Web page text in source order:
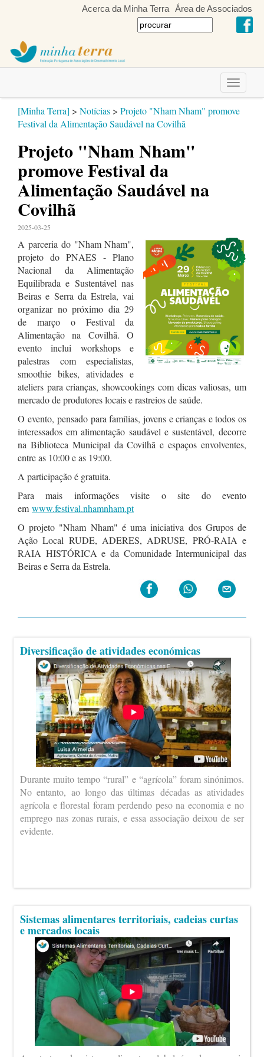
Acerca da Minha Terra Área de Associados
Toggle
[Minha Terra] > Notícias > Projeto "Nham Nham" promove
Festival da Alimentação Saudável na Covilhã
Projeto "Nham Nham"
promove Festival da
Alimentação Saudável na
Covilhã
2025-03-25
A parceria do "Nham Nham",
projeto do PNAES - Plano
Nacional da Alimentação
Equilibrada e Sustentável nas
Beiras e Serra da Estrela, vai
organizar no próximo dia 29
de março o Festival da
Alimentação na Covilhã. O
evento inclui workshops e
palestras com especialistas,
smoothie bikes, atividades e
ateliers para crianças, showcookings com dicas valiosas, um
mercado de produtores locais e rastreios de saúde.
O evento,pensado para famílias, jovens e crianças e todos os
interessados em alimentação saudável e sustentável, decorre
na Biblioteca Municipal da Covilhã e espaços envolventes,
entre as 10:00 e as 19:00.
A participação é gratuita.
Para mais informações visite o site do evento
em www.festival.nhamnham.pt
O projeto "Nham Nham" é uma iniciativa dos Grupos de
Ação Local RUDE, ADERES, ADRUSE, PRÓ-RAIA e
RAIA HISTÓRICA e da Comunidade Intermunicipal das
Beiras e Serra da Estrela.
Diversificação de atividades económicas
Durante muito tempo “rural” e “agrícola” foram sinónimos.
No entanto, ao longo das últimas décadas as atividades
agrícola e florestal foram perdendo peso na economia e no
emprego nas zonas rurais, e essa associação deixou de ser
evidente.
Sistemas alimentares territoriais, cadeias curtas
e mercados locais